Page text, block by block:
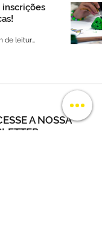
1 min de leitura
A NOSSA